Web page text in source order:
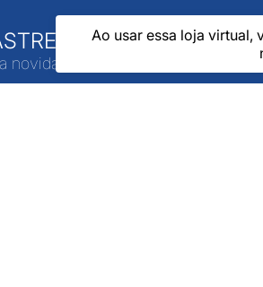
Ao usar essa loja virtual,
SE EM NOSSA
novidades e promoções